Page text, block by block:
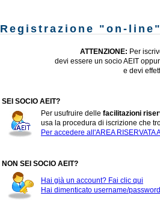
Registrazione "on-line"
ATTENZIONE: Per
devi essere un socio AEIT
e devi
SEI SOCIO AEIT?
Per usufruire delle facilitazioni
usa la procedura di iscrizione che
Per accedere all'AREA
NON SEI SOCIO AEIT?
Hai già un account? Fai clic qui
Hai dimenticato username/